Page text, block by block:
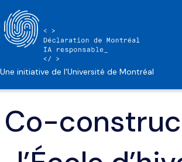
Une initiative de l'Université de Montréal
Co-